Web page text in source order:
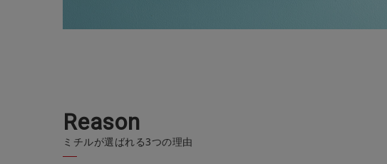
Reason
ミチルが選ばれる3つの理由